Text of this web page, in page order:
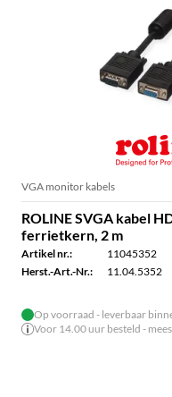
VGA monitor kabels
ROLINE SVGA kabel
ferrietkern, 2 m
Artikel nr.:
11045352
Herst.-Art.-Nr.:
11.04.5352
Op voorraad - leverbaar
Voor 14.00 uur besteld -